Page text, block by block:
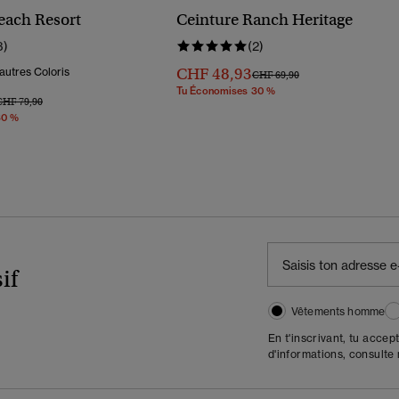
Resort
Coloris
Réduit De
79,90À
%
Ceinture Ranch Heritage
(2)
CHF 48,93Prix Réduit De
CHF 69,90À
Tu Économises 30 %
Vêtements homme
En t'inscrivant, tu
d'informations,